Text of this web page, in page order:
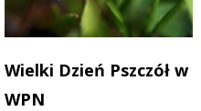
Wielki Dzień Pszczół w
WPN